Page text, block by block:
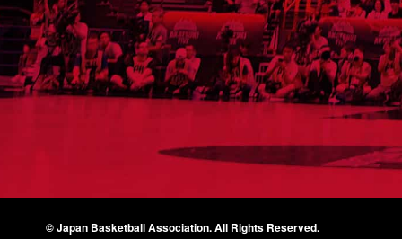
© Japan Basketball Association.All Rights Reserved.